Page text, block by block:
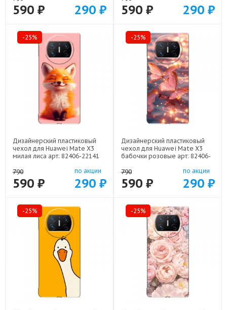
590 ₽ 290 ₽ 590 ₽ 290 ₽
-25%
Дизайнерский пластиковый
чехол для Huawei Mate X3
милая лиса арт: 82406-22141
790
590 ₽
по акции
290 ₽
-25%
Дизайнерский пластиковый
чехол для Huawei Mate X3
бабочки розовые арт: 82406-
790
590 ₽
по акции
290 ₽
-25% -25%